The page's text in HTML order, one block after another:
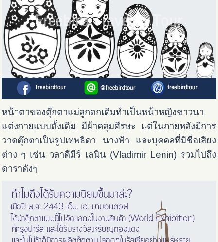
หน้าตาของตุ๊กตาแม่ลูกดกเดิมทำเป็นหน้าหญิงชาวนา
แต่งกายแบบดั้งเดิม มีผ้าคลุมศีรษะ แต่ในภายหลังมีการ
วาดตุ๊กตาเป็นรูปเทพธิดา นางฟ้า และบุคคลที่มีชื่อเสียง
ต่าง ๆ เช่น วลาดีมีร์ เลนิน (Vladimir Lenin) รวมไปถึง
ดาราดังๆ